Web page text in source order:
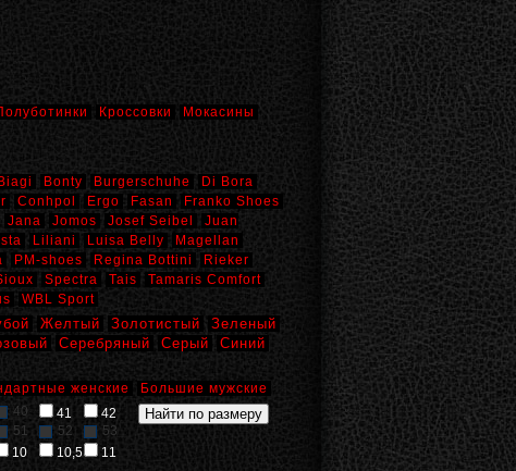
Кроссовки
Мокасины
Bonty Burgerschuhe
Di Bora
Conhpol Ergo Fasan
Franko Shoes
Jana Jomos Josef Seibel
Juan
Liliani Luisa Belly
Magellan
PM-shoes Regina Bottini
Rieker
Spectra Tais
Tamaris Comfort
WBL Sport
Желтый Золотистый
Зеленый
Серебряный Серый
Синий
женские Большие мужские
40 41
42
51 52
53
10 10,5 11